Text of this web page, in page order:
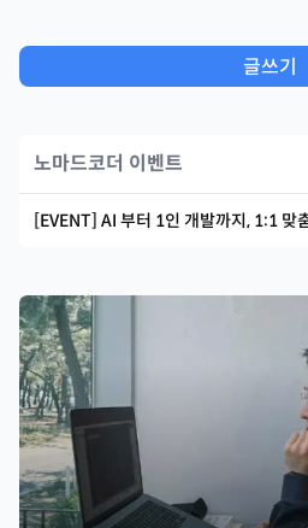
글쓰기
노마드코더 이벤트
[EVENT] AI 부터 1인 개발까지, 1:1 맞